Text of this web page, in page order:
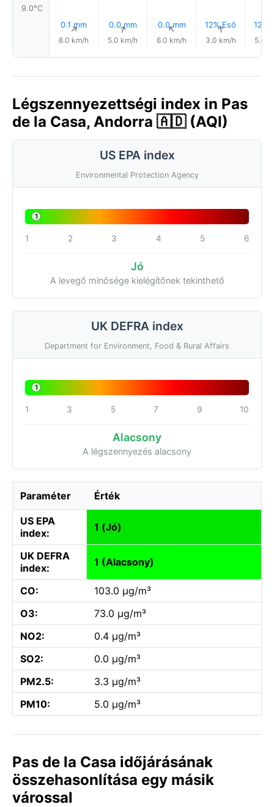
9.0°C
0.1 mm
↑
8.0 km/h
0.0 mm
↑
5.0 km/h
0.0 mm
↑
6.0 km/h
12% Eső
↑
3.0 km/h
12%
5.0
Légszennyezettségi index in Pas
de la Casa, Andorra 🇦🇩 (AQI)
US EPA index
Environmental Protection Agency
1
1 2 3 4 5 6
Jó
A levegő minősége kielégítőnek tekinthető
UK DEFRA index
Department for Environment, Food & Rural Affairs
1
1 3 5 7 9 10
Alacsony
A légszennyezés alacsony
Paraméter Érték
US EPA
index:
1 (Jó)
UK DEFRA
index:
1 (Alacsony)
CO:
103.0 µg/m³
O3:
73.0 µg/m³
NO2:
0.4 µg/m³
SO2:
0.0 µg/m³
PM2.5:
3.3 µg/m³
PM10:
5.0 µg/m³
Pas de la Casa időjárásának
összehasonlítása egy másik
várossal